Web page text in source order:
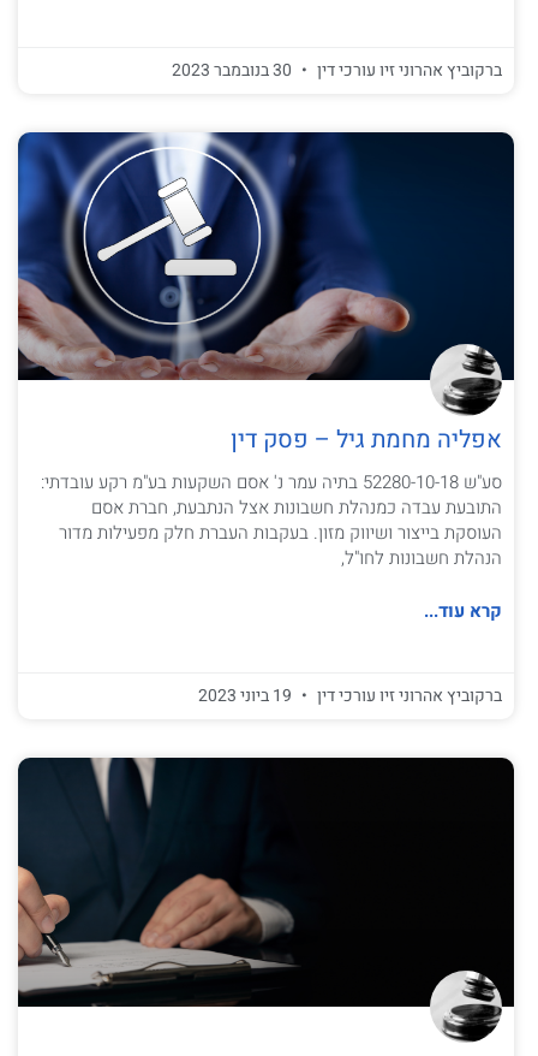
ברקוביץ אהרוני זיו עורכי דין
אפליה מחמת גיל – פסק דין
סע"ש 52280-10-18 בתיה עמר נ' אסם השקעות בע"מ רקע עובדתי:
התובעת עבדה כמנהלת חשבונות אצל הנתבעת, חברת אסם
העוסקת בייצור ושיווק מזון. בעקבות העברת חלק מפעילות מדור
הנהלת חשבונות לחו"ל,
קרא עוד...
ברקוביץ אהרוני זיו עורכי דין